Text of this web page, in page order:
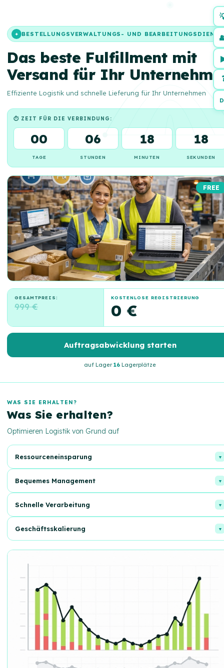
✦ BESTELLUNGSVERWALTUNGS- UND BEARBEITUNGSDIENST
Das beste Fulfillment mit
Versand für Ihr
Effiziente Logistik und schnelle Lieferung für Ihr Unternehmen
⏱ ZEIT FÜR DIE VERBINDUNG:
00
TAGE
06
STUNDEN
18
MINUTEN
17
SEKUNDEN
FREE
GESAMTPREIS:
999 €
KOSTENLOSE REGISTRIERUNG
0 €
Auftragsabwicklung starten
auf Lager16 Lagerplätze
WAS SIE ERHALTEN?
Was Sie erhalten?
Optimieren Logistik von Grund auf
Ressourceneinsparung
Bequemes Management
Schnelle Verarbeitung
Geschäftsskalierung